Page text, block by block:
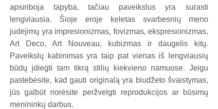
apsiriboja tapyba, tačiau paveikslus yra surasti
lengviausia. Šioje eroje keletas svarbesnių meno
judėjimų yra impresionizmas, fovizmas, ekspresionizmas,
Art Deco, Art Nouveau, kubizmas ir daugelis kitų.
Paveikslų kabinimas yra taip pat vienas iš lengviausių
būdų įdiegti tam tikrą stilių kiekvieno namuose. Jeigu
pastebėsite, kad gauti originalą yra biudžeto švaistymas,
jūs galbūt norėsite peržvelgti reprodukcijos ar būsimų
menininkų darbus.